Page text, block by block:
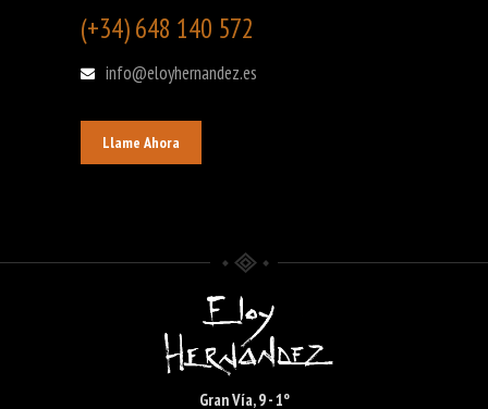
(+34) 648 140 572
info@eloyhernandez.es
Llame Ahora
Gran Vía, 9 - 1º